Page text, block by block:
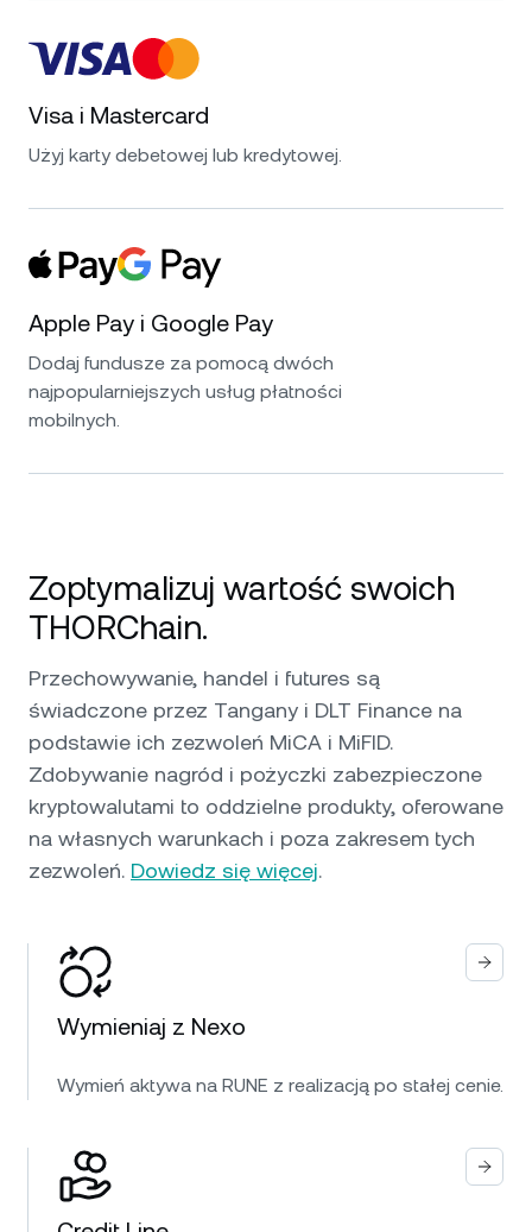
Visa i Mastercard
Użyj karty debetowej lub kredytowej.
Apple Pay i Google Pay
Dodaj fundusze za pomocą dwóch
najpopularniejszych usług płatności
mobilnych.
Zoptymalizuj wartość swoich
THORChain.
Przechowywanie, handel i futures są
świadczone przez Tangany i DLT Finance na
podstawie ich zezwoleń MiCA i MiFID.
Zdobywanie nagród i pożyczki zabezpieczone
kryptowalutami to oddzielne produkty, oferowane
na własnych warunkach i poza zakresem tych
zezwoleń. Dowiedz się więcej.
Wymieniaj z Nexo
Wymień aktywa na RUNE z realizacją po stałej cenie.